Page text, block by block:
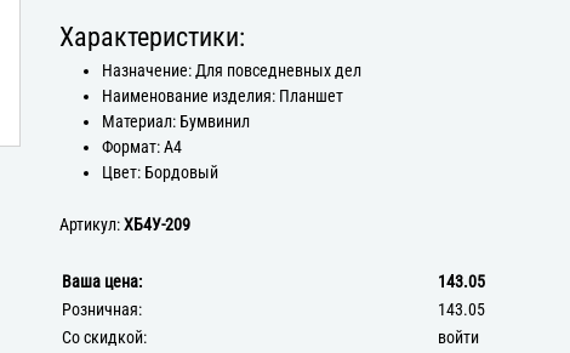
Характеристики:
Назначение: Для повседневных дел
Наименование изделия: Планшет
Материал: Бумвинил
Формат: А4
Цвет: Бордовый
Артикул:ХБ4У-209
Ваша цена:
143.05
Розничная:
143.05
Со скидкой:
войти